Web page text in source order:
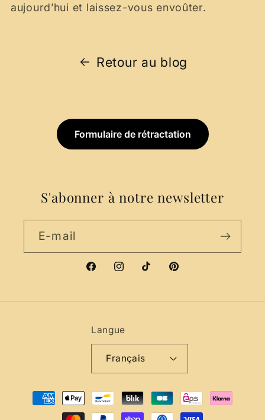
aujourd’hui et laissez-vous envoûter.
Retour au blog
Formulaire de rétractation
S'abonner à notre newsletter
E-mail
FacebookInstagramTikTokPinterest
Langue
Français
Moyens
de